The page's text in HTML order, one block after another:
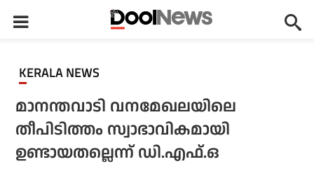
KERALA NEWS
മാനന്തവാടി വനമേഖലയിലെ
തീപിടിത്തം സ്വാഭാവികമായി
ഉണ്ടായതല്ലെന്ന് ഡി.എഫ്.ഒ